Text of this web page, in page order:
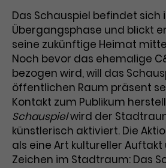
und es wird
geschützten
Name cookie_optin
Anbieter TYPO3
Laufzeit 1 Monat
Enthält die
Laufzeit 2 Jahre
Zweck
Dieses Cookie wird
Analytics
wird verwendet,
Besucher*innen-,
Kampagnendaten
und die Nutzung
den
verfolgen. Die
Informationen
Marketing
Diese Gruppe beinhaltet alle
ermöglichen die Leistung
Werbekampagnen zu
Conversions zu messen.
uns dabei Werbeanzeigen und
die Interessen unserer Nutzer
Name
_gcl_au
Anbieter Google Ads
Laufzeit 3 Monate
Cookie-Informationen
Das Schauspiel befindet sich
Übergangsphase und blickt
seine zukünftige Heimat
Noch bevor das ehemalige
bezogen wird, will das
öffentlichen Raum präsent
Kontakt zum Publikum
Schauspielwird der
künstlerisch aktiviert. Die
als eine Art kultureller
Zeichen im Stadtraum: Das